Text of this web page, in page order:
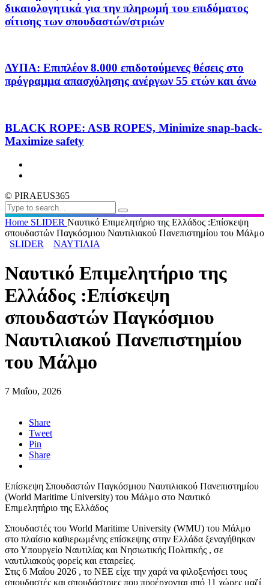
δικαιολογητικά για την πληρωμή του επιδόματος
σίτισης των σπουδαστών/στριών
ΔΥΠΑ: Επιπλέον 8.000 επιδοτούμενες θέσεις στο
πρόγραμμα απασχόλησης ανέργων 55 ετών και άνω
BLACK ROPE: ASB ROPES, Minimize snap-back-
Maximize safety
© PIRAEUS365
Home SLIDER Ναυτικό Επιμελητήριο της Ελλάδος :Επίσκεψη
σπουδαστών Παγκόσμιου Ναυτιλιακού Πανεπιστημίου του Μάλμο
SLIDER
ΝΑΥΤΙΛΙΑ
Ναυτικό Επιμελητήριο της
Ελλάδος :Επίσκεψη
σπουδαστών Παγκόσμιου
Ναυτιλιακού Πανεπιστημίου
του Μάλμο
7 Μαΐου, 2026
Share
Tweet
Pin
Share
Επίσκεψη Σπουδαστών Παγκόσμιου Ναυτιλιακού Πανεπιστημίου
(World Maritime University) του Μάλμο στο Ναυτικό
Επιμελητήριο της Ελλάδος
Σπουδαστές του World Maritime University (WMU) του Μάλμο
στο πλαίσιο καθιερωμένης επίσκεψης στην Ελλάδα ξεναγήθηκαν
στο Υπουργείο Ναυτιλίας και Νησιωτικής Πολιτικής , σε
ναυτιλιακoύς φορείς και εταιρείες.
Στις 6 Μαΐου 2026 , το ΝΕΕ είχε την χαρά να φιλοξενήσει τους
σπουδαστές και σπουδάστριες που προέρχονται από 11 χώρες μαζί